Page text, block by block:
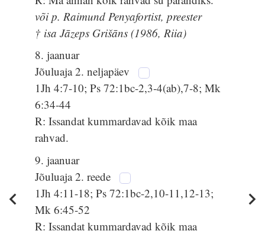
või p. Raimund Penyafortist, preester
† isa Jāzeps Grišāns (1986, Riia)
8. jaanuar
Jõuluaja 2. neljapäev
1Jh 4:7-10; Ps 72:1bc-2,3-4(ab),7-8; Mk
6:34-44
R: Issandat kummardavad kõik maa
rahvad.
9. jaanuar
Jõuluaja 2. reede
1Jh 4:11-18; Ps 72:1bc-2,10-11,12-13;
Mk 6:45-52
R: Issandat kummardavad kõik maa